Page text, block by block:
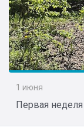
1 июня
Первая